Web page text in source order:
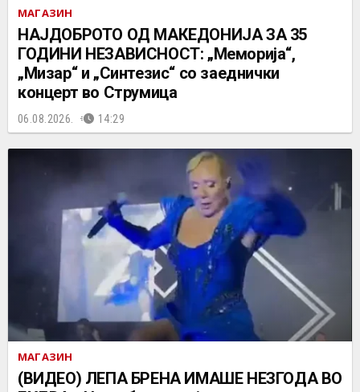
МАГАЗИН
НАЈДОБРОТО ОД МАКЕДОНИЈА ЗА 35
ГОДИНИ НЕЗАВИСНОСТ: „Меморија“,
„Мизар“ и „Синтезис“ со заеднички
концерт во Струмица
06.08.2026. 14:29
МАГАЗИН
(ВИДЕО) ЛЕПА БРЕНА ИМАШЕ НЕЗГОДА ВО